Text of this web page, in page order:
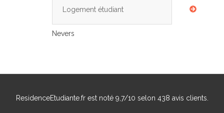
Logement étudiant
Nevers
ResidenceEtudiante.frest noté 9,7/10 selon 438 avis clients.